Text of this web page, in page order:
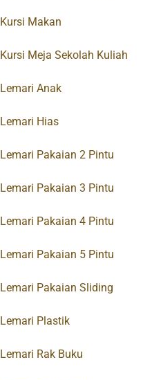
Kursi Makan
Kursi Meja Sekolah Kuliah
Lemari Anak
Lemari Hias
Lemari Pakaian 2 Pintu
Lemari Pakaian 3 Pintu
Lemari Pakaian 4 Pintu
Lemari Pakaian 5 Pintu
Lemari Pakaian Sliding
Lemari Plastik
Lemari Rak Buku